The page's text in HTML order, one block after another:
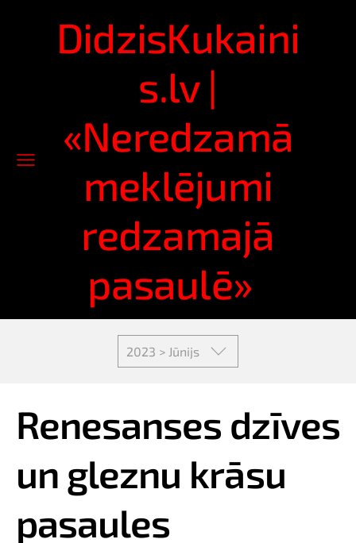
DidzisKukaini
s.lv |
«Neredzamā
meklējumi
redzamajā
pasaulē»
2023 > Jūnijs
Renesanses dzīves
un gleznu krāsu
pasaules